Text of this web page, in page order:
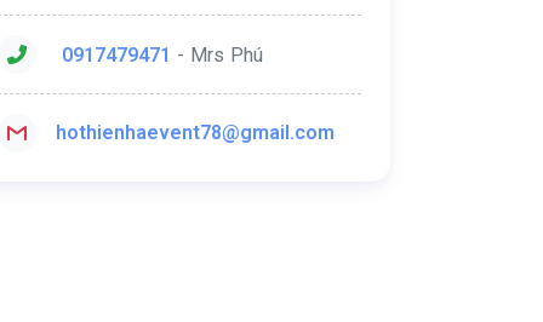
0917479471 - Mrs Phú
hothienhaevent78@gmail.com